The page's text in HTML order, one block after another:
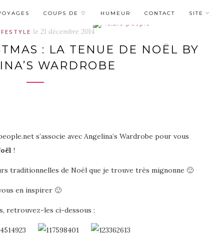
COUPS DE ♡ HUMEUR CONTACT SITE
le 21 décembre 2014
: LA TENUE DE NOËL BY
WARDROBE
s’associe avec Angelina’s Wardrobe pour vous
!
traditionnelles de Noël que je trouve très mignonne 🙂
en inspirer 🙂
retrouvez-les ci-dessous :